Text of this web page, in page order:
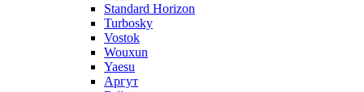
Standard Horizon
Turbosky
Vostok
Wouxun
Yaesu
Аргут